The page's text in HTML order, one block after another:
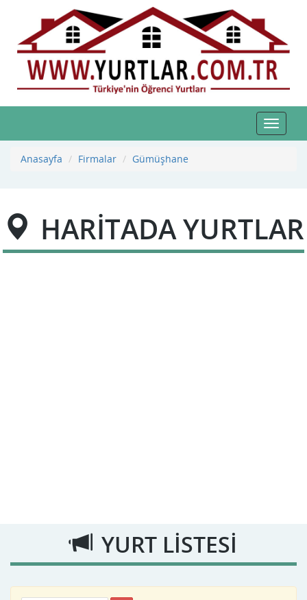
Toggle
Anasayfa
Firmalar Gümüşhane
HARİTADA YURTLAR
YURT LİSTESİ